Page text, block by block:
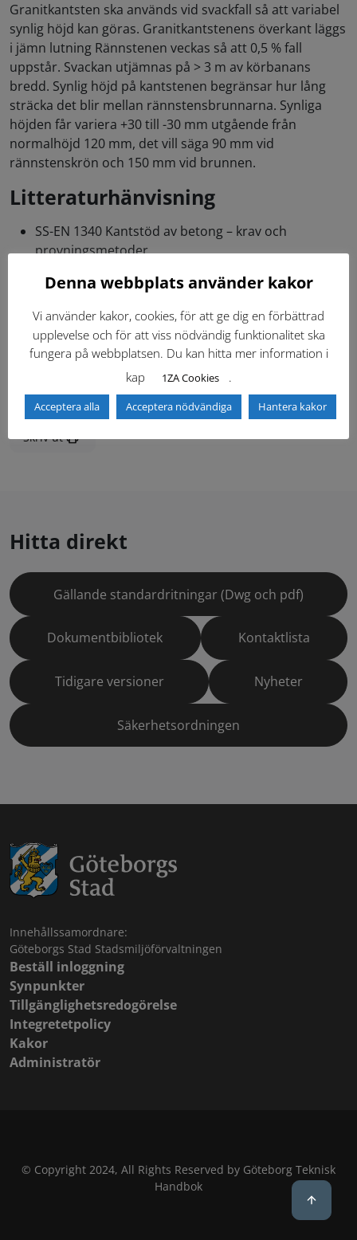
Granitkantsten ska används vid svackfall så att variabel
synlig höjd kan göras. Granitkantstenens överkant läggs
i jämn lutning Rännstenen veckas så att 0,5 % fall
uppstår. Svackan utjämnas på > 3 m av körbanans
bredd. Synlig höjd på kantstenen begränsar hur lång
sträcka det blir mellan rännstensbrunnarna. Synliga
höjden får variera +30 till -30 mm utgående från
normalhöjd 120 mm, det vill säga 90 mm vid
rännstenskrön och 150 mm vid brunnen.
Litteraturhänvisning
SS-EN 1340 Kantstöd av betong – krav och
provningsmetoder
– krav och provningsmetoder
Ritningar (2)
Skriv ut
Hitta direkt
Gällande standardritningar (Dwg och pdf)
Dokumentbibliotek Kontaktlista
Tidigare versioner Nyheter
Säkerhetsordningen
Innehållssamordnare:
Göteborgs Stad Stadsmiljöförvaltningen
Beställ inloggning
Synpunkter
Tillgänglighetsredogörelse
Integretetpolicy
Kakor
Administratör
© Copyright 2024, All Rights Reserved by Göteborg Teknisk
Handbok
Back to
Denna webbplats använder kakor
Vi använder kakor, cookies, för att ge dig en förbättrad
upplevelse och för att viss nödvändig funktionalitet ska
fungera på webbplatsen. Du kan hitta mer information i
kap
1ZA Cookies .
Acceptera alla Acceptera nödvändiga Hantera kakor